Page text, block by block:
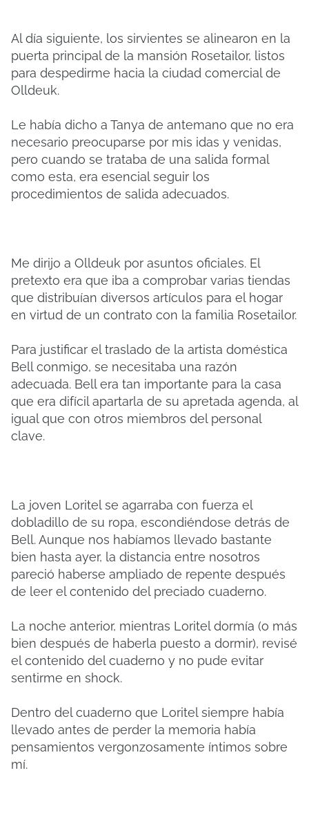
Al día siguiente, los sirvientes se alinearon en la
puerta principal de la mansión Rosetailor, listos
para despedirme hacia la ciudad comercial de
Olldeuk.
Le había dicho a Tanya de antemano que no era
necesario preocuparse por mis idas y venidas,
pero cuando se trataba de una salida formal
como esta, era esencial seguir los
procedimientos de salida adecuados.
Me dirijo a Olldeuk por asuntos oficiales. El
pretexto era que iba a comprobar varias tiendas
que distribuían diversos artículos para el hogar
en virtud de un contrato con la familia Rosetailor.
Para justificar el traslado de la artista doméstica
Bell conmigo, se necesitaba una razón
adecuada. Bell era tan importante para la casa
que era difícil apartarla de su apretada agenda, al
igual que con otros miembros del personal
clave.
La joven Loritel se agarraba con fuerza el
dobladillo de su ropa, escondiéndose detrás de
Bell. Aunque nos habíamos llevado bastante
bien hasta ayer, la distancia entre nosotros
pareció haberse ampliado de repente después
de leer el contenido del preciado cuaderno.
La noche anterior, mientras Loritel dormía (o más
bien después de haberla puesto a dormir), revisé
el contenido del cuaderno y no pude evitar
sentirme en shock.
Dentro del cuaderno que Loritel siempre había
llevado antes de perder la memoria había
pensamientos vergonzosamente íntimos sobre
mí.